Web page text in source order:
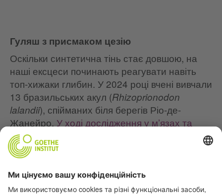
Гуляш з присмаком цезію
Оскільки синтетична тінь стає довшою, на
наші ексцеси починають реагувати навіть
топ-хижаки глибин. У 2024 році вчені вивчали
13 бразильських акул (Rhizoprionodon
lalandii), спійманих біля берегів Ріо-де-
Жанейро. У ході дослідження у м’язах та
печінці всіх тринадцяти особин було
виявлено кокаїн у шаленій концентрації
що в сто разів перевищує будь-які досі
зафіксовані показники в інших морських
організмів.